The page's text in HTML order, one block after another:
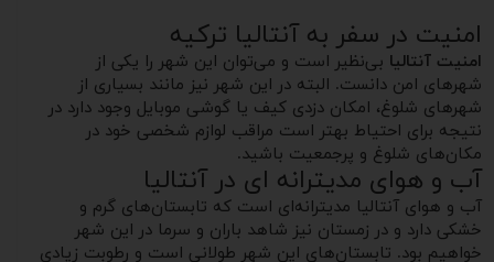
امنیت در سفر به آنتالیا ترکیه
امنیت آنتالیا بی‌نظیر است و می‌توان این شهر را یکی از
شهرهای امن دانست. البته در این شهر نیز مانند بسیاری از
شهرهای شلوغ، امکان دزدی کیف یا گوشی موبایل وجود دارد در
نتیجه برای احتیاط بهتر است مراقب لوازم شخصی خود در
مکان‌های شلوغ و پرجمعیت باشید.
آب و هوای مدیترانه ای در آنتالیا
آب و هوای آنتالیا مدیترانه‌ای است که تابستان‌های گرم و
خشکی دارد و در زمستان نیز شاهد باران و سرما در این شهر
خواهیم بود. تابستان‌های این شهر طولانی است و رطوبت زیادی